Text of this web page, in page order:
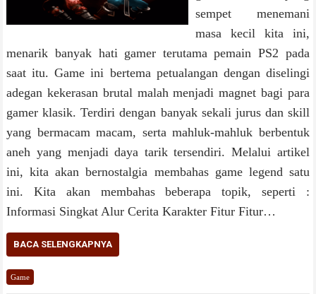
sempet menemani
masa kecil kita ini,
menarik banyak hati gamer terutama pemain PS2 pada
saat itu. Game ini bertema petualangan dengan diselingi
adegan kekerasan brutal malah menjadi magnet bagi para
gamer klasik. Terdiri dengan banyak sekali jurus dan skill
yang bermacam macam, serta mahluk-mahluk berbentuk
aneh yang menjadi daya tarik tersendiri. Melalui artikel
ini, kita akan bernostalgia membahas game legend satu
ini. Kita akan membahas beberapa topik, seperti :
Informasi Singkat Alur Cerita Karakter Fitur Fitur…
BACA SELENGKAPNYA
Game